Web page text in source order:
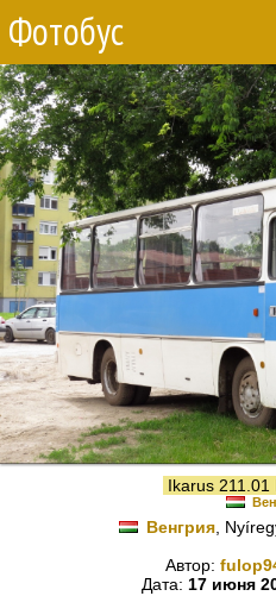
Фотобус
Ikarus
Венгрия ,
Автор:
Дата: 17 июня